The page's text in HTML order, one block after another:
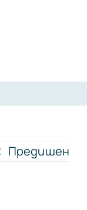
Предишен